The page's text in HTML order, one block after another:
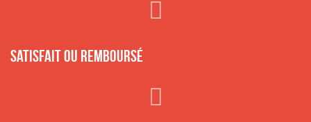
Satisfait ou remboursé